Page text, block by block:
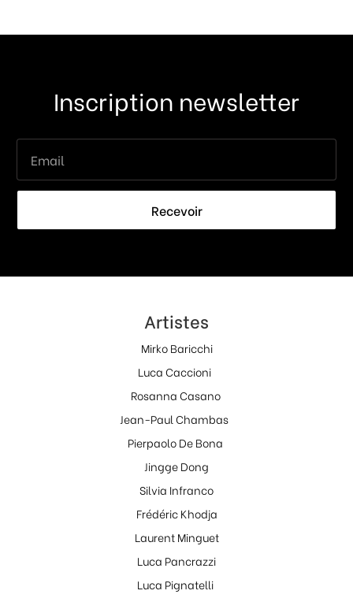
Inscription newsletter
Recevoir
Artistes
Mirko Baricchi
Luca Caccioni
Rosanna Casano
Jean-Paul Chambas
Pierpaolo De Bona
Jingge Dong
Silvia Infranco
Frédéric Khodja
Laurent Minguet
Luca Pancrazzi
Luca Pignatelli